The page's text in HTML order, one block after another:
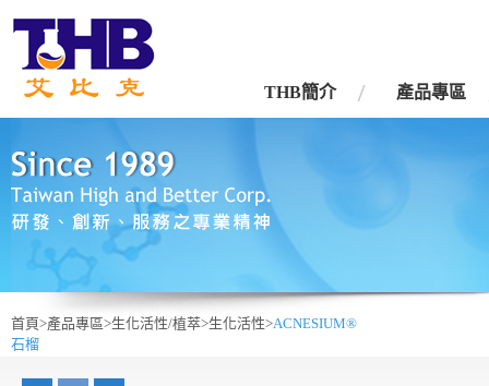
THB簡介 產品專區
首頁>產品專區>生化活性/植萃>生化活性>ACNESIUM®
石榴